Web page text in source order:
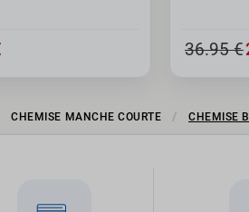
36.95 €
CHEMISE MANCHE COURTE CHEMISE